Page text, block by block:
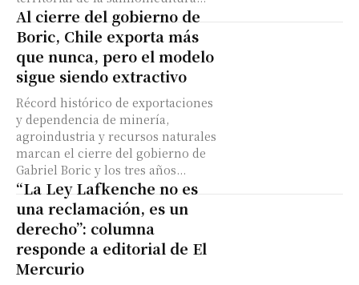
Al cierre del gobierno de
Boric, Chile exporta más
que nunca, pero el modelo
sigue siendo extractivo
Récord histórico de exportaciones
y dependencia de minería,
agroindustria y recursos naturales
marcan el cierre del gobierno de
Gabriel Boric y los tres años...
“La Ley Lafkenche no es
una reclamación, es un
derecho”: columna
responde a editorial de El
Mercurio